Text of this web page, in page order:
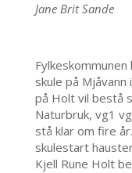
Jane Brit Sande
skule på
på Holt vil bestå
Naturbruk, vg1
stå klar om fire
skulestart
Kjell Rune Holt